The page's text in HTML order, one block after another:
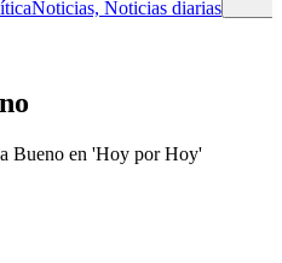
Noticias, Noticias diarias
Bueno en 'Hoy por Hoy'